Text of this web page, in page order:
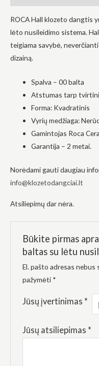
ROCA Hall klozeto dangtis
lėto nusileidimo sistema.
teigiama savybė,
dizainą.
Spalva – 00 balta
Atstumas tarp
Forma: Kvadratinis
Vyrių medžiaga:
Gamintojas Roca
Garantija – 2 metai.
Norėdami gauti daugiau
info@klozetodangciai.lt
Atsiliepimų dar nėra.
Būkite pirmas
baltas su lėtu
El. pašto adresas nebus
pažymėti *
Jūsų įvertinimas *
Jūsų atsiliepimas *
pagerinti
funkcionalumą
ir struktūrą,
į tai, kaip
svetainė yra
Patirtis
Kad mūsų
svetainė
veiktų kuo
geriau jūsų
apsilankymo
šių slapukų,
funkcijos iš
išnyks.
Rinkodara
Dalindamiesi
savo
pomėgiais ir
elgesiu, kai
lankotės
svetainėje,
padidinate
pamatyti
suasmenintą